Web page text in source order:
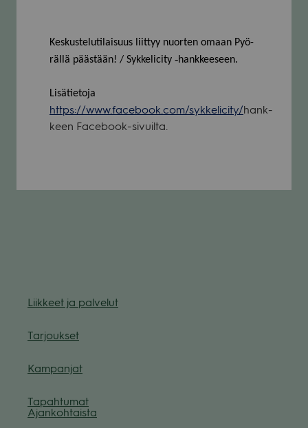
Kes­kus­te­lu­ti­lai­suus liit­tyy nuor­ten omaan Pyö­
rällä pääs­tään! / Syk­ke­licity ‑hank­kee­seen.
Lisä­tie­toja
https://www.facebook.com/sykkelicity/hank­
keen Face­book-sivuilta.
Liik­keet ja pal­ve­lut
Tar­jouk­set
Kam­pan­jat
Tapah­tu­mat
Ajan­koh­taista